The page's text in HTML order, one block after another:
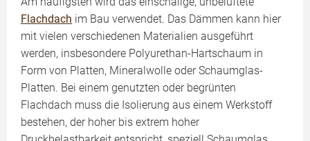
Flachdach im Bau verwendet. Das Dämmen kann hier
mit vielen verschiedenen Materialien ausgeführt
werden, insbesondere Polyurethan-Hartschaum in
Form von Platten, Mineralwolle oder Schaumglas-
Platten. Bei einem genutzten oder begrünten
Flachdach muss die Isolierung aus einem Werkstoff
bestehen, der hoher bis extrem hoher